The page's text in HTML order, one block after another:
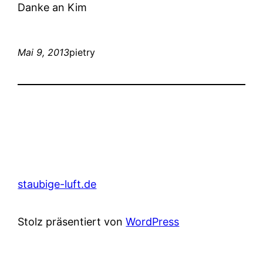
Danke an Kim
Mai 9, 2013pietry
staubige-luft.de
Stolz präsentiert vonWordPress